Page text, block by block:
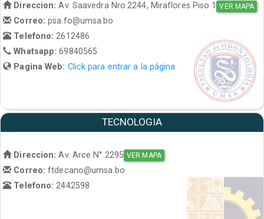
Direccion: Av. Saavedra Nro.2244, Miraflores Piso 1 VER MAPA
Correo:psa.fo@umsa.bo
Telefono:2612486
Whatsapp:69840565
Pagina Web: Click para entrar a la página
TECNOLOGIA
Direccion: Av. Arce N° 2295 VER MAPA
Correo:ftdecano@umsa.bo
Telefono: 2442598